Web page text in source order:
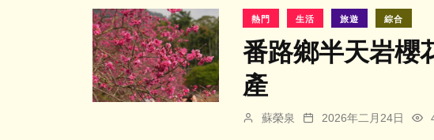
熱門 生活 旅遊 綜合
番路鄉半天岩櫻
產
蘇榮泉 2026年二月24日